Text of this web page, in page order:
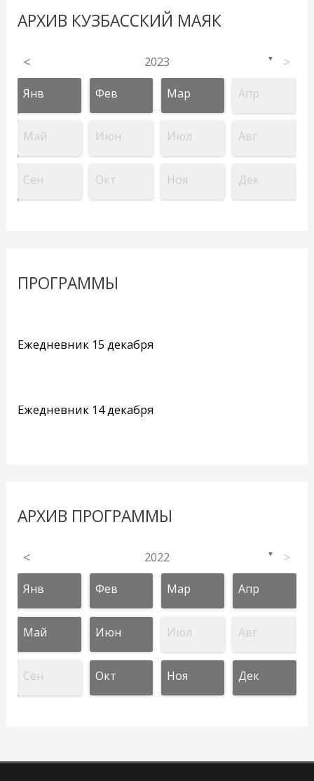
АРХИВ КУЗБАССКИЙ МАЯК
< 2023 ▼ >
Янв Фев Мар Апр
Май Июн Июл Авг
Сен Окт Ноя Дек
ПРОГРАММЫ
Ежедневник 15 декабря
Ежедневник 14 декабря
АРХИВ ПРОГРАММЫ
< 2022 ▼ >
Янв Фев Мар Апр
Май Июн Июл Авг
Сен Окт Ноя Дек